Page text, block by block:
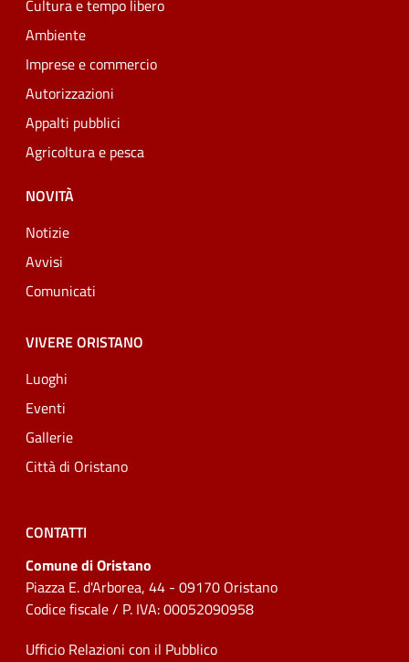
Cultura e tempo libero
Ambiente
Imprese e commercio
Autorizzazioni
Appalti pubblici
Agricoltura e pesca
NOVITÀ
Notizie
Avvisi
Comunicati
VIVERE ORISTANO
Luoghi
Eventi
Gallerie
Città di Oristano
CONTATTI
Comune di Oristano
Piazza E. d'Arborea, 44 - 09170 Oristano
Codice fiscale / P. IVA: 00052090958
Ufficio Relazioni con il Pubblico